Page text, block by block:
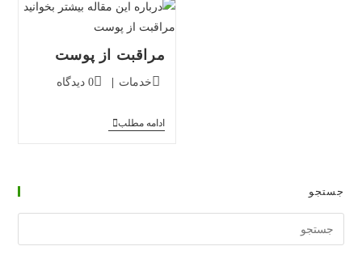
مراقبت از پوست
دسته‌بندی
خدمات
دیدگاه‌های
0 دیدگاه
ادامه مطلبمراقبت
جستجو
وبسایت